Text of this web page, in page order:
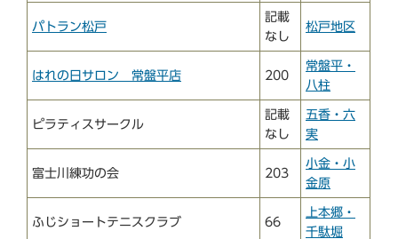
パトラン松戸
記載
なし
松戸地区
はれの日サロン 常盤平店 200
常盤平・
八柱
ピラティスサークル
記載
なし
五香・六
実
富士川練功の会 203
小金・小
金原
ふじショートテニスクラブ 66
上本郷・
千駄堀